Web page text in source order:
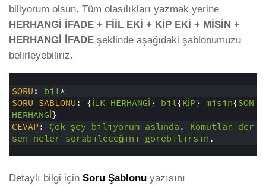
biliyorum olsun. Tüm olasılıkları yazmak yerine
HERHANGİ İFADE + FİİL EKİ + KİP EKİ + MİSİN +
HERHANGİ İFADE şeklinde aşağıdaki şablonumuzu
belirleyebiliriz.
SORU: bil*
SORU SABLONU: {İLK HERHANGİ} bil{KİP} misin{SON
HERHANGİ}
CEVAP: Çok şey biliyorum aslında. Komutlar der
sen neler sorabileceğini görebilirsin.
Detaylı bilgi için Soru Şablonu yazısını